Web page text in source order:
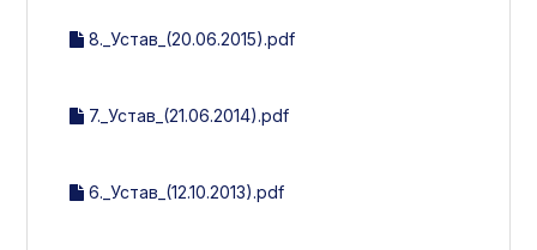
8._Устав_(20.06.2015).pdf
7._Устав_(21.06.2014).pdf
6._Устав_(12.10.2013).pdf